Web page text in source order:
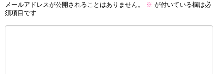
メールアドレスが公開されることはありません。 ※ が付いている欄は必
須項目です